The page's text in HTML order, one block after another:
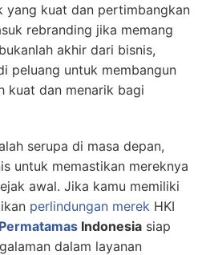
yang kuat dan pertimbangkan
rebranding jika memang
akhir dari bisnis,
peluang untuk membangun
kuat dan menarik bagi
serupa di masa depan,
untuk memastikan mereknya
awal. Jika kamu memiliki
perlindungan merek HKI
Permatamas Indonesia siap
dalam layanan